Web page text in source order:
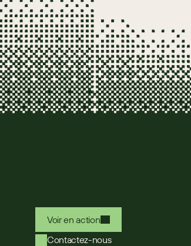
Voir en action
Contactez-nous